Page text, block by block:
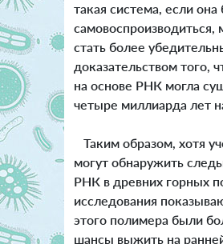
такая система, если она
самовоспроизводиться,
стать более
доказательством того,
на основе РНК могла
четыре миллиарда лет
Таким образом, хотя
могут обнаружить
РНК в древних горных
исследования
этого полимера были
шансы выжить на